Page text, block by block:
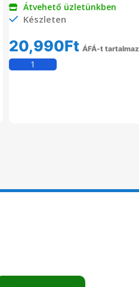
Átvehető üzletünkben
Készleten
20,990Ft ÁFÁ-t tartalmaz